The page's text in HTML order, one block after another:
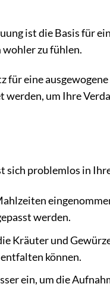
ist die Basis für
wohler zu fühlen.
für eine
werden, um Ihre
sich problemlos in
werden.
Kräuter und
können.
ein, um die